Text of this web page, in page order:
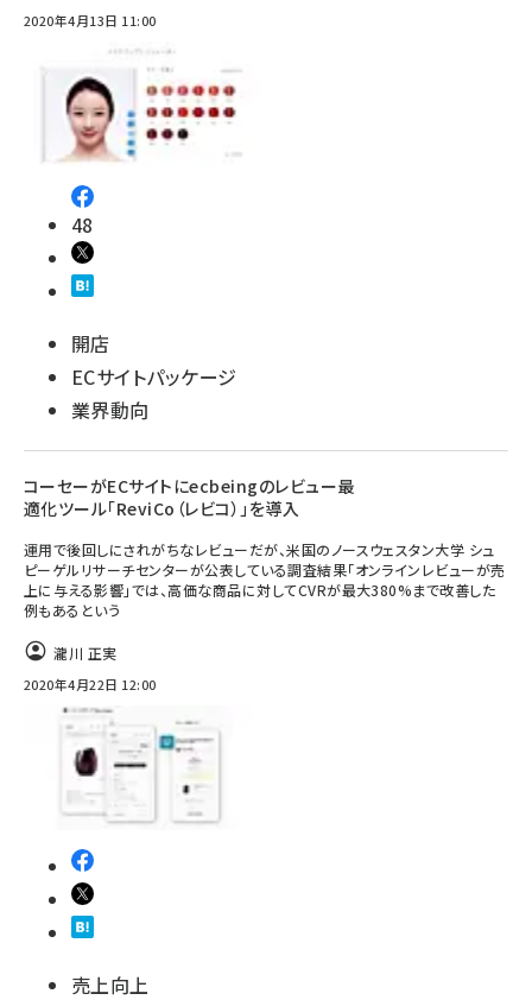
2020年4月13日 11:00
48
開店
ECサイトパッケージ
業界動向
コーセーがECサイトにecbeingのレビュー最
適化ツール「ReviCo（レビコ）」を導入
運用で後回しにされがちなレビューだが、米国のノースウェスタン大学 シュ
ピーゲルリサーチセンターが公表している調査結果「オンラインレビューが売
上に与える影響」では、高価な商品に対してCVRが最大380%まで改善した
例もあるという
瀧川 正実
2020年4月22日 12:00
売上向上